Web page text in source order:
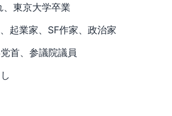
東京大学卒業
起業家、SF作家、政治家
首、参議院議員